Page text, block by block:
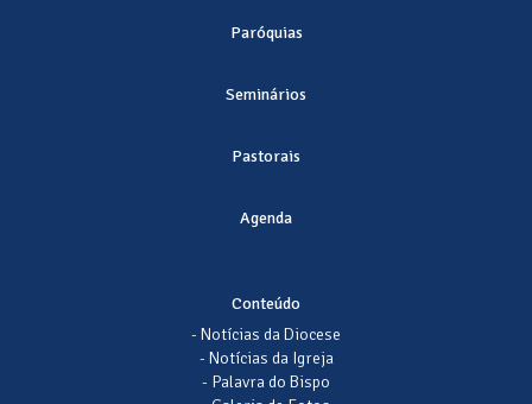
Paróquias
Seminários
Pastorais
Agenda
Conteúdo
- Notícias da Diocese
- Notícias da Igreja
- Palavra do Bispo